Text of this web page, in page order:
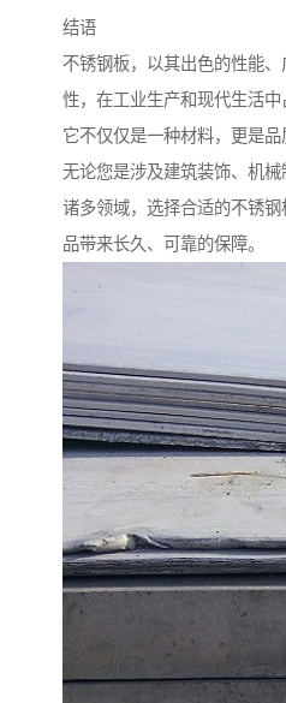
结语
不锈钢板，以其出色的性能
性，在工业生产和现代生活中
它不仅仅是一种材料，更是品
无论您是涉及建筑装饰、机
诸多领域，选择合适的不锈
品带来长久、可靠的保障。